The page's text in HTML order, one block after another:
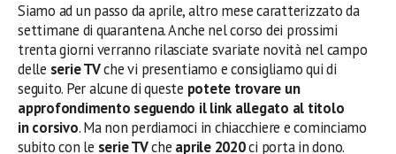
Siamo ad un passo da aprile, altro mese caratterizzato da
settimane di quarantena. Anche nel corso dei prossimi
trenta giorni verranno rilasciate svariate novità nel campo
delle serie TVche vi presentiamo e consigliamo qui di
seguito. Per alcune di queste potete trovare un
approfondimento seguendo il link allegato al titolo
in corsivo. Ma non perdiamoci in chiacchiere e cominciamo
subito con le serie TVche aprile 2020ci porta in dono.